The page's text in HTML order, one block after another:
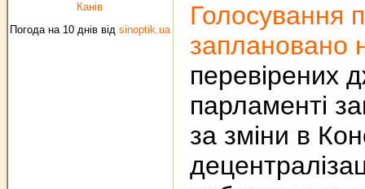
Канів
Погода на 10 днів від sinoptik.ua
Голосування
заплановано
перевірених
парламенті
за зміни в